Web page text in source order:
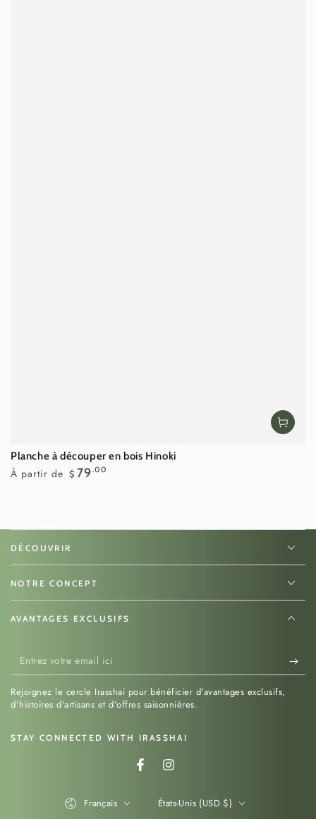
Planche à découper en bois Hinoki
Prix
normal
À partir de $ 79.00
DÉCOUVRIR
NOTRE CONCEPT
AVANTAGES EXCLUSIFS
Entrez
votre
email
Rejoignez le cercle Irasshai pour bénéficier d'avantages exclusifs,
d'histoires d'artisans et d'offres saisonnières.
STAY CONNECTED WITH IRASSHAI
FacebookInstagram
Français
Pays/région
États-Unis (USD $)